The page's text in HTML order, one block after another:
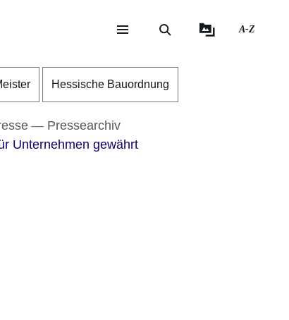
A-Z
Hessische Bauordnung
Pressearchiv
Unternehmen gewährt